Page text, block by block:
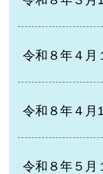
令和８年４月
令和８年４月
令和８年５月